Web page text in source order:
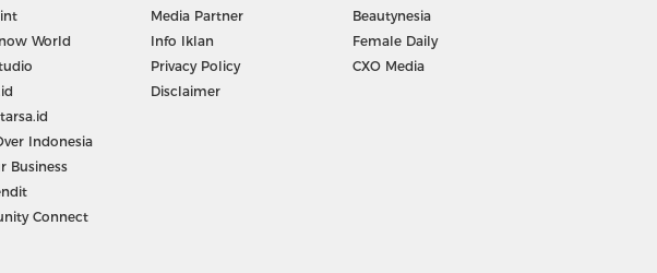
World
Indonesia
Business
Connect
Media Partner
Info Iklan
Privacy Policy
Disclaimer
Beautynesia
Female Daily
CXO Media